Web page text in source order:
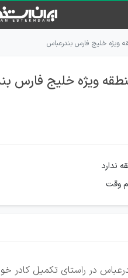
ویژه خلیج فارس بندرعباس
ویژه خلیج فارس
ندارد
وقت
در راستای تکمیل کادر